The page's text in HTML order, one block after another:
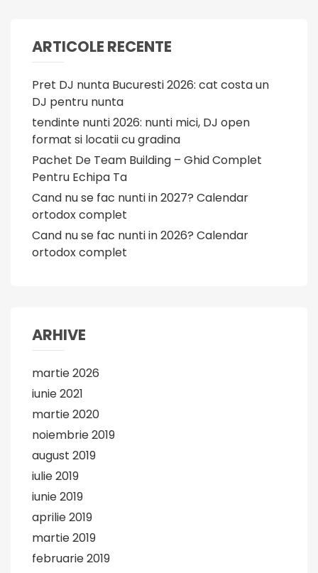
ARTICOLE RECENTE
Pret DJ nunta Bucuresti 2026: cat costa un
DJ pentru nunta
tendinte nunti 2026: nunti mici, DJ open
format si locatii cu gradina
Pachet De Team Building – Ghid Complet
Pentru Echipa Ta
Cand nu se fac nunti in 2027? Calendar
ortodox complet
Cand nu se fac nunti in 2026? Calendar
ortodox complet
ARHIVE
martie 2026
iunie 2021
martie 2020
noiembrie 2019
august 2019
iulie 2019
iunie 2019
aprilie 2019
martie 2019
februarie 2019